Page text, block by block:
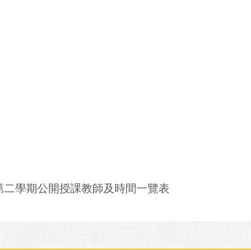
二學期公開授課教師及時間一覽表